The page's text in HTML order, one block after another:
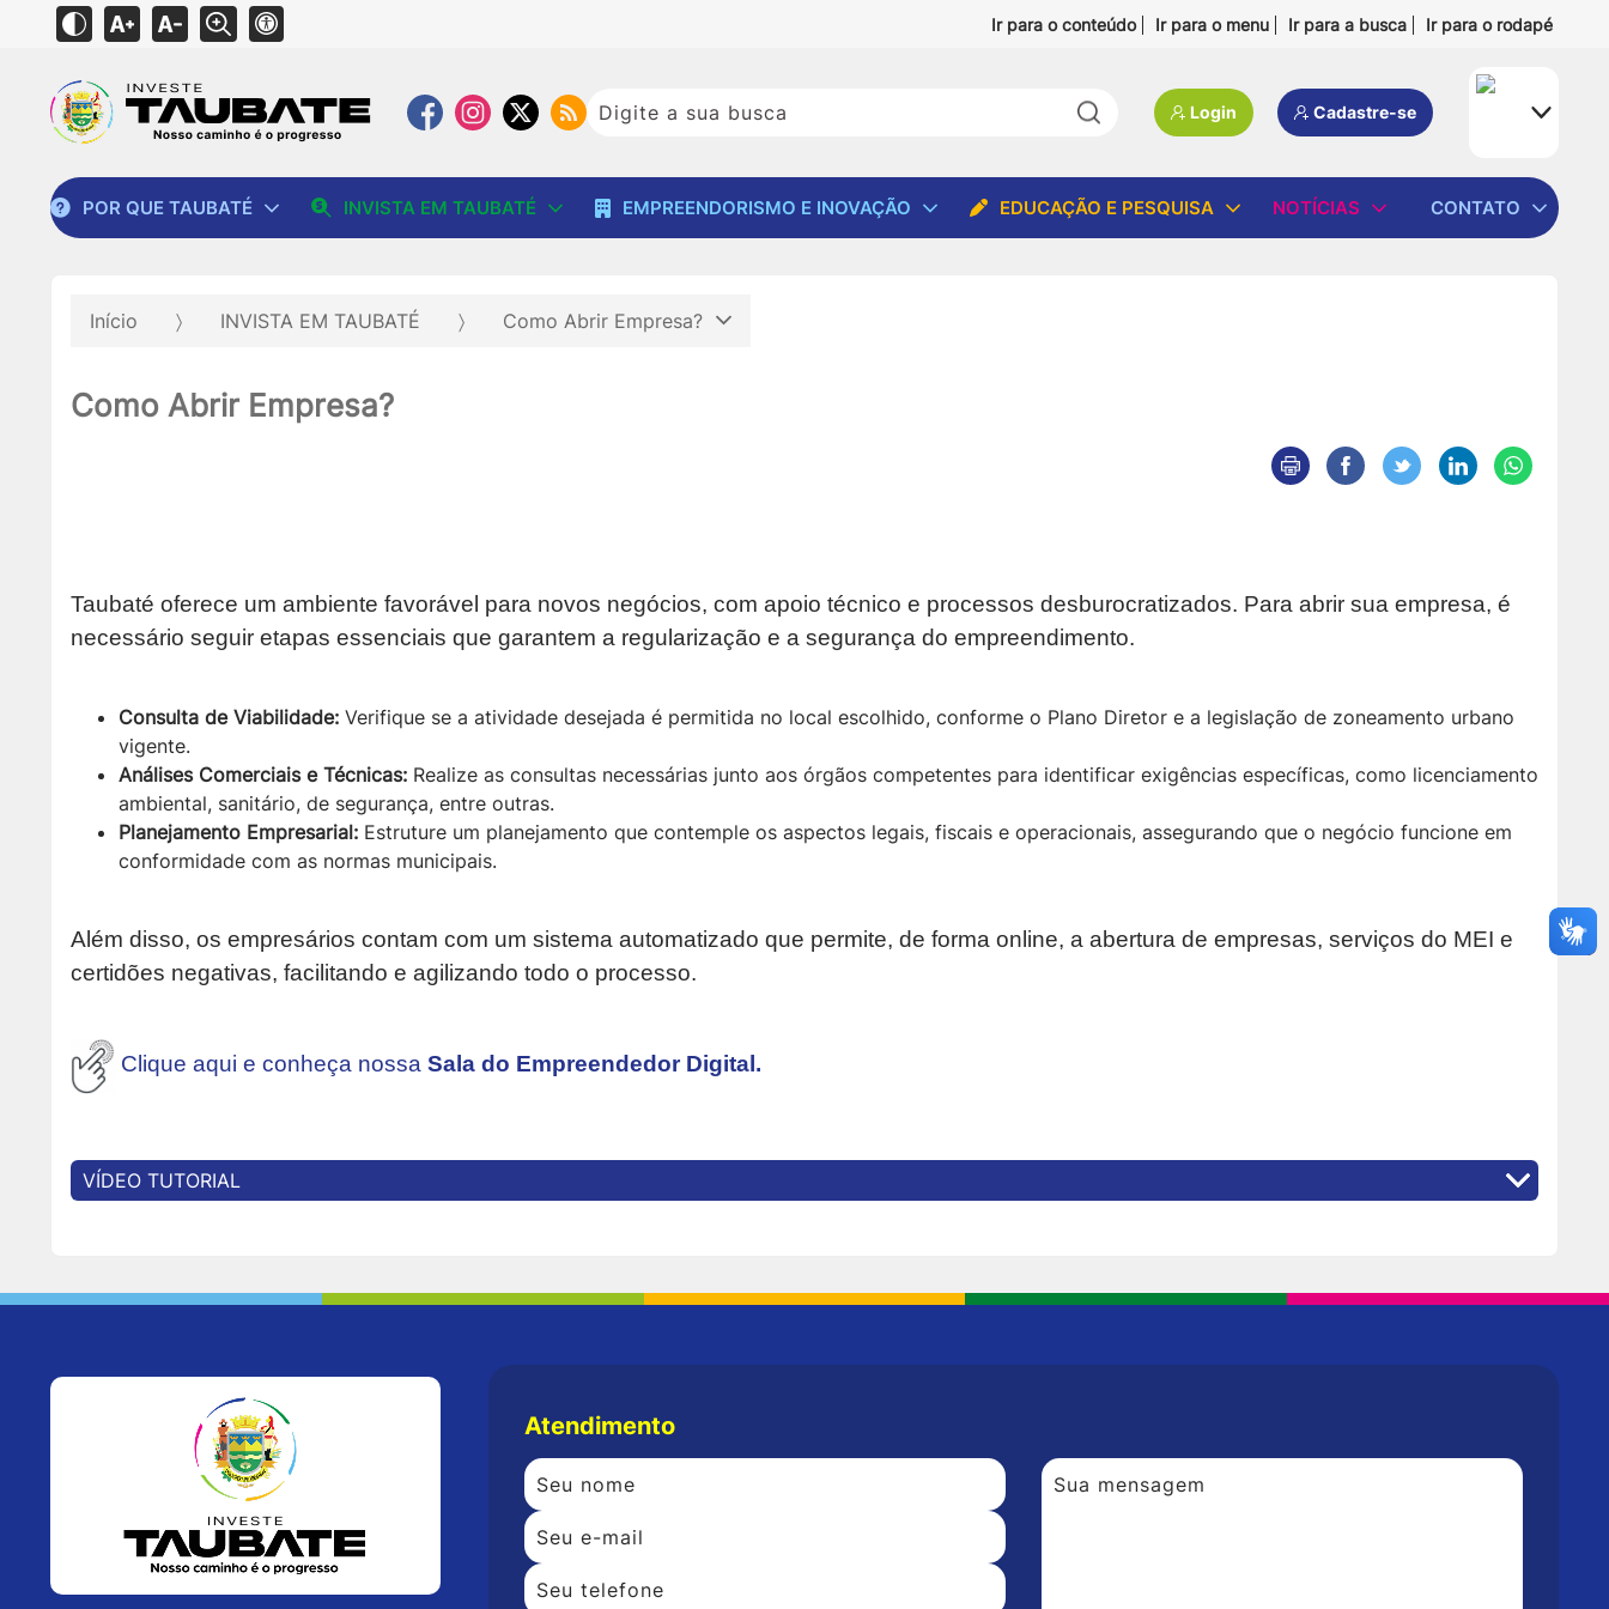
Ir para o conteúdo Ir para o menu Ir para a busca Ir para o rodapé
Pesquisar:Login Cadastre-se
POR QUE TAUBATÉ INVISTA EM TAUBATÉ EMPREENDORISMO E INOVAÇÃO EDUCAÇÃO E PESQUISA NOTÍCIAS CONTATO
Início INVISTA EM TAUBATÉ Como Abrir Empresa?
Como Abrir Empresa?
Taubaté oferece um ambiente favorável para novos negócios, com apoio técnico e processos desburocratizados. Para abrir sua empresa, é
necessário seguir etapas essenciais que garantem a regularização e a segurança do empreendimento.
Consulta de Viabilidade: Verifique se a atividade desejada é permitida no local escolhido, conforme o Plano Diretor e a legislação de zoneamento urbano
vigente.
Análises Comerciais e Técnicas: Realize as consultas necessárias junto aos órgãos competentes para identificar exigências específicas, como licenciamento
ambiental, sanitário, de segurança, entre outras.
Planejamento Empresarial: Estruture um planejamento que contemple os aspectos legais, fiscais e operacionais, assegurando que o negócio funcione em
conformidade com as normas municipais.
Além disso, os empresários contam com um sistema automatizado que permite, de forma online, a abertura de empresas, serviços do MEI e
certidões negativas, facilitando e agilizando todo o processo.
Clique aqui e conheça nossa Sala do Empreendedor Digital.
VÍDEO TUTORIAL
Atendimento